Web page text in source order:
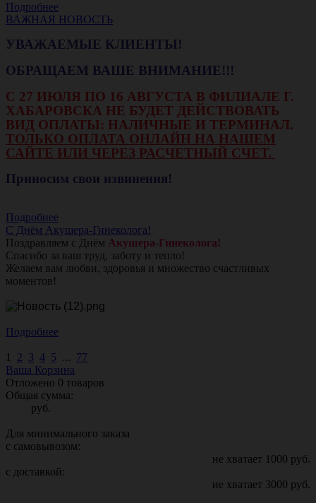
Подробнее
ВАЖНАЯ НОВОСТЬ
УВАЖАЕМЫЕ КЛИЕНТЫ!
ОБРАЩАЕМ ВАШЕ ВНИМАНИЕ!!!
С 27 ИЮЛЯ ПО 16 АВГУСТА В ФИЛИАЛЕ Г.
ХАБАРОВСКА НЕ БУДЕТ ДЕЙСТВОВАТЬ
ВИД ОПЛАТЫ: НАЛИЧНЫЕ И ТЕРМИНАЛ.
ТОЛЬКО ОПЛАТА ОНЛАЙН НА НАШЕМ
САЙТЕ ИЛИ ЧЕРЕЗ РАСЧЕТНЫЙ СЧЕТ.
Приносим свои извинения!
Подробнее
С Днём Акушера-Гинеколога!
Поздравляем с Днём Акушера-Гинеколога!
Спасибо за ваш труд, заботу и тепло!
Желаем вам любви, здоровья и множество счастливых
моментов!
Подробнее
1 2 3 4 5 ... 77
Ваша Корзина
Отложено 0 товаров
Общая сумма:
руб.
Для минимального заказа
с самовывозом:
не хватает 1000 руб.
с доставкой:
не хватает 3000 руб.